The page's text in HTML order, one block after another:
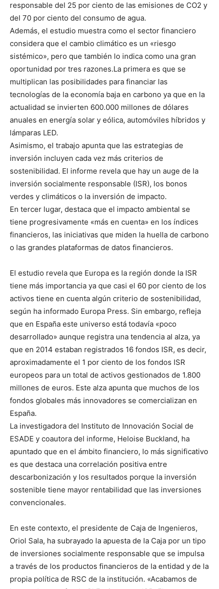
responsable del 25 por ciento de las emisiones de CO2 y
del 70 por ciento del consumo de agua.
Además, el estudio muestra como el sector financiero
considera que el cambio climático es un «riesgo
sistémico», pero que también lo indica como una gran
oportunidad por tres razones.La primera es que se
multiplican las posibilidades para financiar las
tecnologías de la economía baja en carbono ya que en la
actualidad se invierten 600.000 millones de dólares
anuales en energía solar y eólica, automóviles híbridos y
lámparas LED.
Asimismo, el trabajo apunta que las estrategias de
inversión incluyen cada vez más criterios de
sostenibilidad. El informe revela que hay un auge de la
inversión socialmente responsable (ISR), los bonos
verdes y climáticos o la inversión de impacto.
En tercer lugar, destaca que el impacto ambiental se
tiene progresivamente «más en cuenta» en los índices
financieros, las iniciativas que miden la huella de carbono
o las grandes plataformas de datos financieros.
El estudio revela que Europa es la región donde la ISR
tiene más importancia ya que casi el 60 por ciento de los
activos tiene en cuenta algún criterio de sostenibilidad,
según ha informado Europa Press. Sin embargo, refleja
que en España este universo está todavía «poco
desarrollado» aunque registra una tendencia al alza, ya
que en 2014 estaban registrados 16 fondos ISR, es decir,
aproximadamente el 1 por ciento de los fondos ISR
europeos para un total de activos gestionados de 1.800
millones de euros. Este alza apunta que muchos de los
fondos globales más innovadores se comercializan en
España.
La investigadora del Instituto de Innovación Social de
ESADE y coautora del informe, Heloise Buckland, ha
apuntado que en el ámbito financiero, lo más significativo
es que destaca una correlación positiva entre
descarbonización y los resultados porque la inversión
sostenible tiene mayor rentabilidad que las inversiones
convencionales.
En este contexto, el presidente de Caja de Ingenieros,
Oriol Sala, ha subrayado la apuesta de la Caja por un tipo
de inversiones socialmente responsable que se impulsa
a través de los productos financieros de la entidad y de la
propia política de RSC de la institución. «Acabamos de